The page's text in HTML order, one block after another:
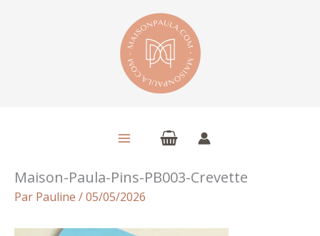
Maison-Paula-Pins-PB003-Crevette
Par Pauline /05/05/2026